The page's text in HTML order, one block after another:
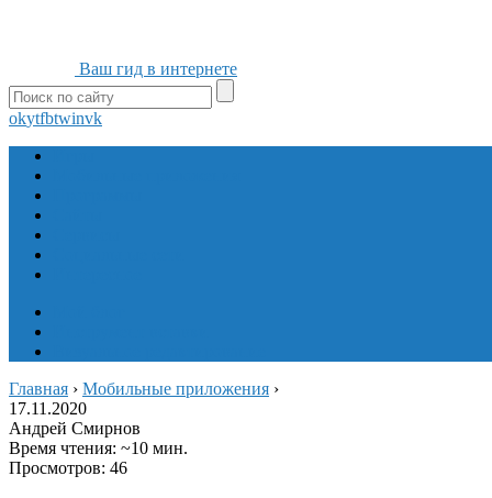
Ваш гид в интернете
okytfbtwinvk
Главная › Мобильные приложения ›
17.11.2020
Андрей Смирнов
Время чтения: ~10 мин.
Просмотров: 46